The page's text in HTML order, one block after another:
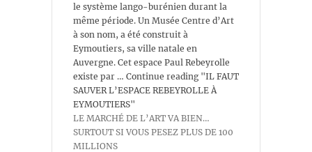
le système lango-burénien durant la
même période. Un Musée Centre d’Art
à son nom, a été construit à
Eymoutiers, sa ville natale en
Auvergne. Cet espace Paul Rebeyrolle
existe par … Continue reading "IL FAUT
SAUVER L’ESPACE REBEYROLLE À
EYMOUTIERS"
LE MARCHÉ DE L’ART VA BIEN…
SURTOUT SI VOUS PESEZ PLUS DE 100
MILLIONS